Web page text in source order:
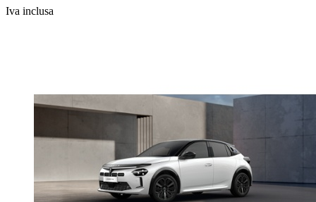
Iva inclusa